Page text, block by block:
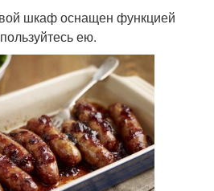
шкаф оснащен функцией
ею.